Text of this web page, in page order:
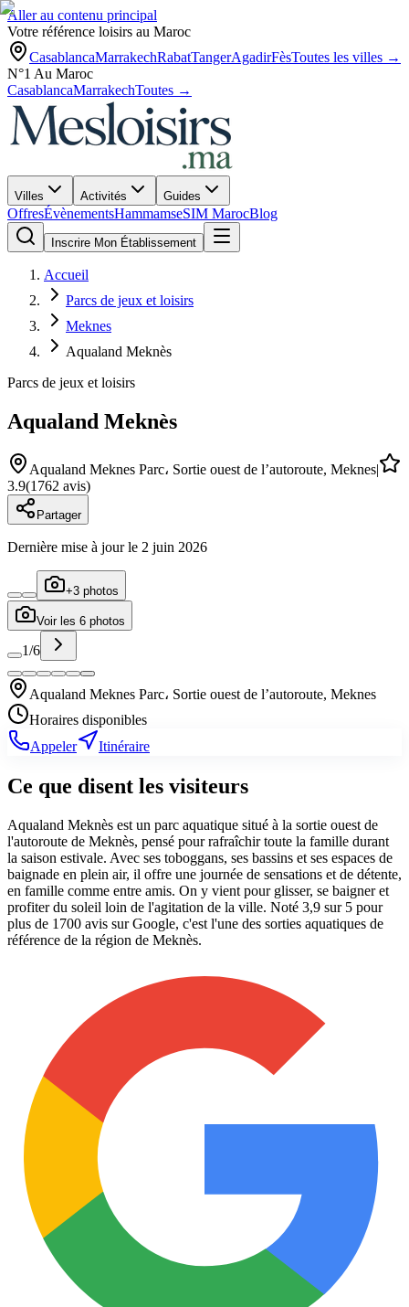
Aller au contenu principal
Votre référence loisirs au Maroc
CasablancaMarrakechRabatTangerAgadirFèsToutes les villes →
N°1 Au Maroc
CasablancaMarrakechToutes →
Villes Activités Guides
OffresÉvènementsHammamseSIM MarocBlog
Inscrire Mon Établissement
Accueil
Parcs de jeux et loisirs
Meknes
Aqualand Meknès
Parcs de jeux et loisirs
Aqualand Meknès
Aqualand Meknes Parc، Sortie ouest de l’autoroute, Meknes|
3.9(1762 avis)
Partager
Dernière mise à jour le 2 juin 2026
+3 photos
Voir les 6 photos
1/6
Aqualand Meknes Parc، Sortie ouest de l’autoroute, Meknes
Horaires disponibles
Appeler
Itinéraire
Ce que disent les visiteurs
Aqualand Meknès est un parc aquatique situé à la sortie ouest de
l'autoroute de Meknès, pensé pour rafraîchir toute la famille durant
la saison estivale. Avec ses toboggans, ses bassins et ses espaces de
baignade en plein air, il offre une journée de sensations et de détente,
en famille comme entre amis. On y vient pour glisser, se baigner et
profiter du soleil loin de l'agitation de la ville. Noté 3,9 sur 5 pour
plus de 1700 avis sur Google, c'est l'une des sorties aquatiques de
référence de la région de Meknès.